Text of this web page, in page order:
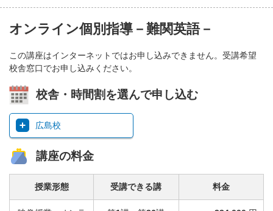
オンライン個別指導－難関英語－
この講座はインターネットではお申し込みできません。受講希望
校舎窓口でお申し込みください。
校舎・時間割を選んで申し込む
広島校
講座の料金
授業形態 受講できる講 料金